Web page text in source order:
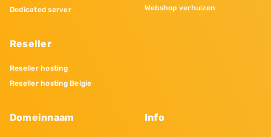
Dedicated server
Reseller
Reseller hosting
Reseller hosting Belgie
Webshop verhuizen
Domeinnaam Info